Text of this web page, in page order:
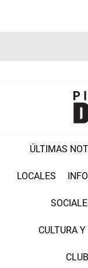
ÚLTIMAS
LOCALES
CULTURA